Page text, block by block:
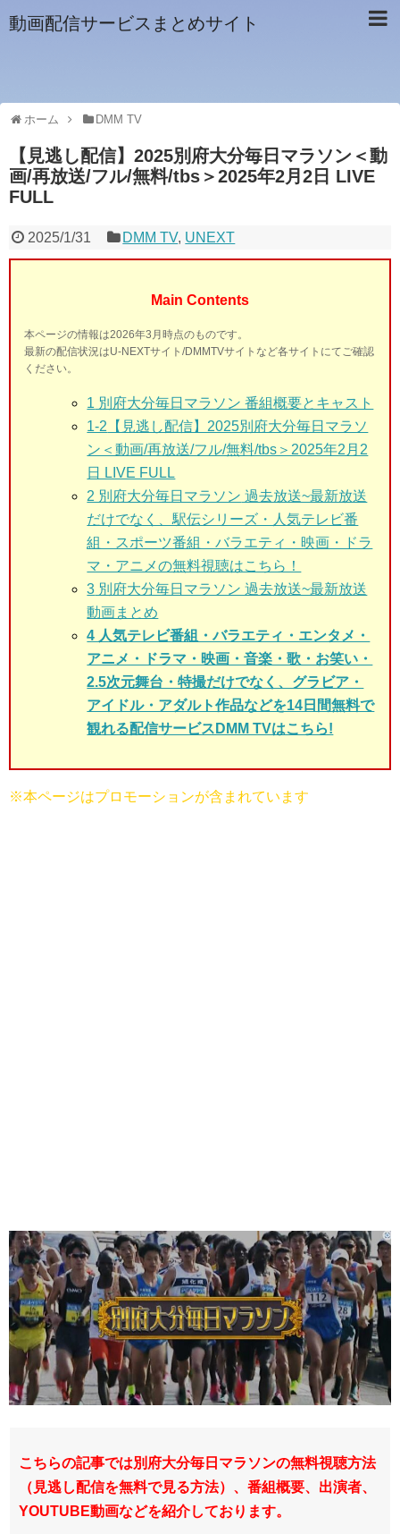
動画配信サービスまとめサイト
ホーム DMM TV
【見逃し配信】2025別府大分毎日マラソン＜動
画/再放送/フル/無料/tbs＞2025年2月2日 LIVE
FULL
2025/1/31 DMM TV, UNEXT
Main Contents
本ページの情報は2026年3月時点のものです。
最新の配信状況はU-NEXTサイト/DMMTVサイトなど各サイトにてご確認
ください。
1 別府大分毎日マラソン 番組概要とキャスト
1-2 【見逃し配信】2025別府大分毎日マラソ
ン＜動画/再放送/フル/無料/tbs＞2025年2月2
日 LIVE FULL
2 別府大分毎日マラソン 過去放送~最新放送
だけでなく、駅伝シリーズ・人気テレビ番
組・スポーツ番組・バラエティ・映画・ドラ
マ・アニメの無料視聴はこちら！
3 別府大分毎日マラソン 過去放送~最新放送
動画まとめ
4 人気テレビ番組・バラエティ・エンタメ・
アニメ・ドラマ・映画・音楽・歌・お笑い・
2.5次元舞台・特撮だけでなく、グラビア・
アイドル・アダルト作品などを14日間無料で
観れる配信サービスDMM TVはこちら!
※本ページはプロモーションが含まれています
こちらの記事では別府大分毎日マラソンの無料視聴方法
（見逃し配信を無料で見る方法）、番組概要、出演者、
YOUTUBE動画などを紹介しております。